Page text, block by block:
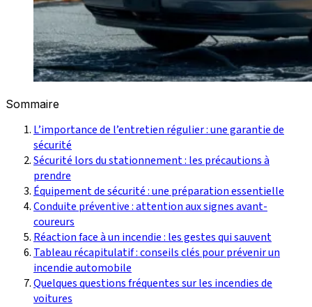
Sommaire
L’importance de l’entretien régulier : une garantie de
sécurité
Sécurité lors du stationnement : les précautions à
prendre
Équipement de sécurité : une préparation essentielle
Conduite préventive : attention aux signes avant-
coureurs
Réaction face à un incendie : les gestes qui sauvent
Tableau récapitulatif : conseils clés pour prévenir un
incendie automobile
Quelques questions fréquentes sur les incendies de
voitures